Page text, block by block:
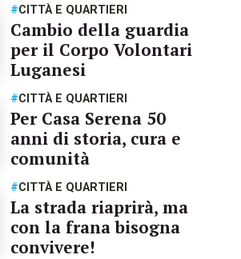
#CITTÀ E QUARTIERI
Cambio della guardia
per il Corpo Volontari
Luganesi
#CITTÀ E QUARTIERI
Per Casa Serena 50
anni di storia, cura e
comunità
#CITTÀ E QUARTIERI
La strada riaprirà, ma
con la frana bisogna
convivere!